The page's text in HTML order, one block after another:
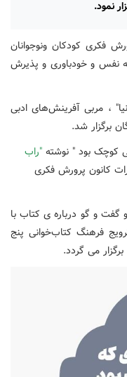
نمود.
فکری کودکان ونوجوانان
نفس و خودباوری و پذیرش
، مربی آفرینش‌های ادبی
برگزار شد.
کوچک بود " نوشته "راب
کانون پرورش فکری
و گو درباره ی کتاب با
فرهنگ کتاب‌خوانی پنج